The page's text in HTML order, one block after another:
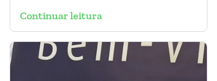
aneurisma da Aorta.
Continuar leitura